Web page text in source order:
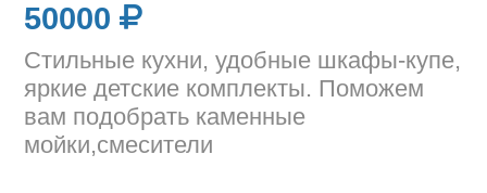
50000
Стильные кухни, удобные шкафы-купе,
яркие детские комплекты. Поможем
вам подобрать каменные
мойки,смесители